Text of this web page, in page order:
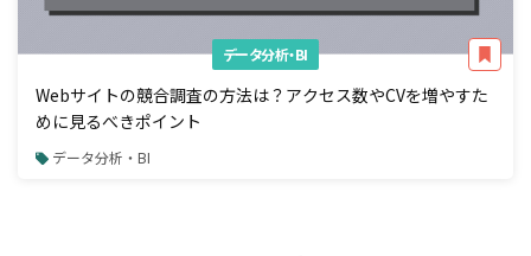
データ分析・BI
Webサイトの競合調査の方法は？アクセス数やCVを増やすた
めに見るべきポイント
データ分析・BI